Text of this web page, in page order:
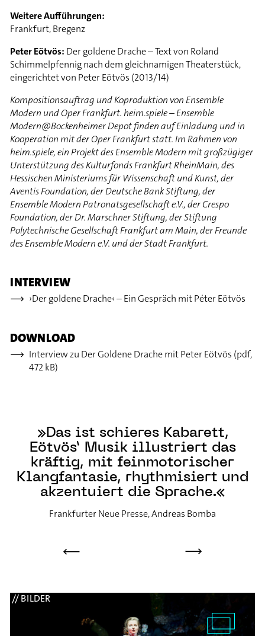
Weitere Aufführungen:
Frankfurt, Bregenz
Peter Eötvös: Der goldene Drache – Text von Roland
Schimmelpfennig nach dem gleichnamigen Theaterstück,
eingerichtet von Peter Eötvös (2013/14)
Kompositionsauftrag und Koproduktion von Ensemble
Modern und Oper Frankfurt. heim.spiele – Ensemble
Modern@Bockenheimer Depot finden auf Einladung und in
Kooperation mit der Oper Frankfurt statt. Im Rahmen von
heim.spiele, ein Projekt des Ensemble Modern mit großzügiger
Unterstützung des Kulturfonds Frankfurt RheinMain, des
Hessischen Ministeriums für Wissenschaft und Kunst, der
Aventis Foundation, der Deutsche Bank Stiftung, der
Ensemble Modern Patronatsgesellschaft e.V., der Crespo
Foundation, der Dr. Marschner Stiftung, der Stiftung
Polytechnische Gesellschaft Frankfurt am Main, der Freunde
des Ensemble Modern e.V. und der Stadt Frankfurt.
INTERVIEW
›Der goldene Drache‹ – Ein Gespräch mit Péter Eötvös
DOWNLOAD
Interview zu Der Goldene Drache mit Peter Eötvös (pdf,
472 kB)
⟶
Das ist schieres Kabarett,
Eötvös’ Musik illustriert das
kräftig, mit feinmotorischer
Klangfantasie, rhythmisiert und
akzentuiert die Sprache.
Frankfurter Neue Presse, Andreas Bomba
⟶
// BILDER